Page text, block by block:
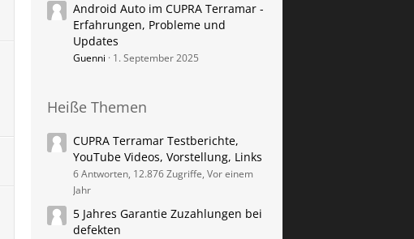
Android Auto im CUPRA Terramar -
Erfahrungen, Probleme und
Updates
Guenni 1. September 2025
Heiße Themen
CUPRA Terramar Testberichte,
YouTube Videos, Vorstellung, Links
6 Antworten, 12.876 Zugriffe, Vor einem
Jahr
5 Jahres Garantie Zuzahlungen bei
defekten